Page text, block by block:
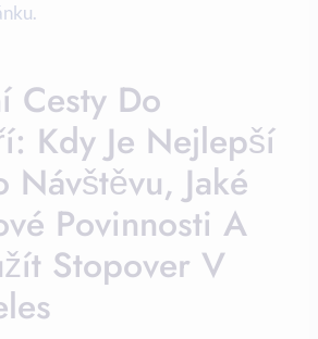
Cesty Do
Kdy Je Nejlepší
Návštěvu, Jaké
Povinnosti A
Stopover V